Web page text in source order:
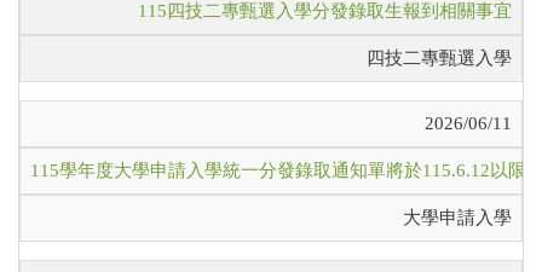
115四技二專甄選入學分發錄取生報到相關事宜
四技二專甄選入學
2026/06/11
115學年度大學申請入學統一分發錄取通知單將於115.6.12以限
大學申請入學